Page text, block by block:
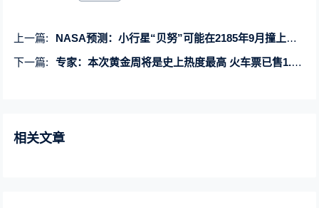
上一篇:
NASA预测：小行星“贝努”可能在2185年9月撞上地球
下一篇:
专家：本次黄金周将是史上热度最高 火车票已售1.46亿张
相关文章